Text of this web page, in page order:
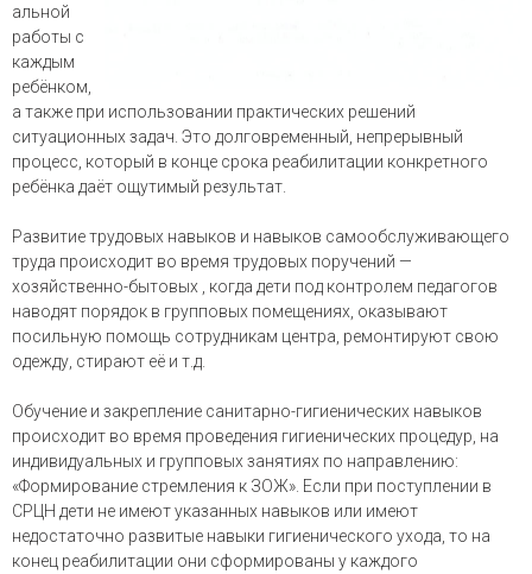
альной
работы с
каждым
ребёнком,
а также при использовании практических решений
ситуационных задач. Это долговременный, непрерывный
процесс, который в конце срока реабилитации конкретного
ребёнка даёт ощутимый результат.
Развитие трудовых навыков и навыков самообслуживающего
труда происходит во время трудовых поручений —
хозяйственно-бытовых , когда дети под контролем педагогов
наводят порядок в групповых помещениях, оказывают
посильную помощь сотрудникам центра, ремонтируют свою
одежду, стирают её и т.д.
Обучение и закрепление санитарно-гигиенических навыков
происходит во время проведения гигиенических процедур, на
индивидуальных и групповых занятиях по направлению:
«Формирование стремления к ЗОЖ». Если при поступлении в
СРЦН дети не имеют указанных навыков или имеют
недостаточно развитые навыки гигиенического ухода, то на
конец реабилитации они сформированы у каждого